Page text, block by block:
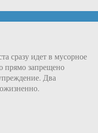
сразу идет в мусорное
прямо запрещено
Два